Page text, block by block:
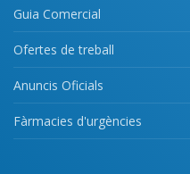
Guia Comercial
Ofertes de treball
Anuncis Oficials
Fàrmacies d'urgències